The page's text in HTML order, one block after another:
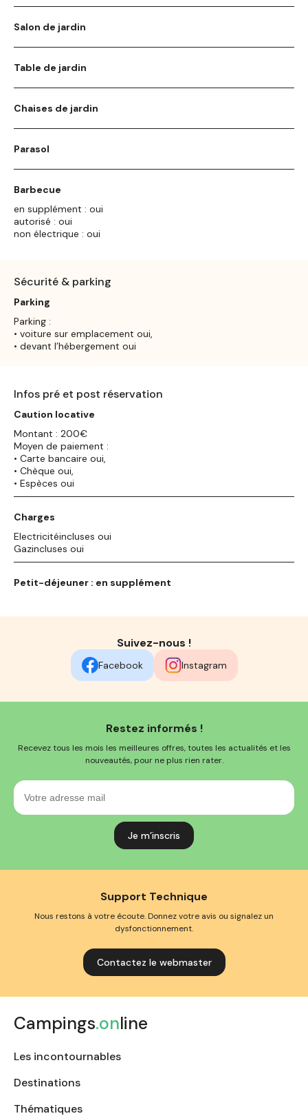
Salon de jardin
Table de jardin
Chaises de jardin
Parasol
Barbecue
en supplément : oui
autorisé : oui
non électrique : oui
Sécurité & parking
Parking
Parking :
• voiture sur emplacement oui,
• devant l’hébergement oui
Infos pré et post réservation
Caution locative
Montant : 200€
Moyen de paiement :
• Carte bancaire oui,
• Chèque oui,
• Espèces oui
Charges
Electricitéincluses oui
Gazincluses oui
Petit-déjeuner : en supplément
Suivez-nous !
Facebook Instagram
Restez informés !
Recevez tous les mois les meilleures offres, toutes les actualités et les
nouveautés, pour ne plus rien rater.
Votre
adresse
mail
Support Technique
Nous restons à votre écoute. Donnez votre avis ou signalez un
dysfonctionnement.
Contactez le webmaster
Campings.online
Les incontournables
Destinations
Thématiques